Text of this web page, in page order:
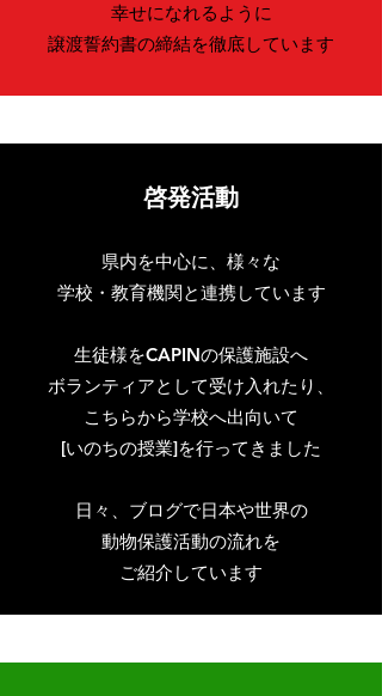
幸せになれるように
譲渡誓約書の締結を徹底しています
啓発活動
県内を中心に、様々な
学校・教育機関と連携しています
生徒様をCAPINの保護施設へ
ボランティアとして受け入れたり、
こちらから学校へ出向いて
[いのちの授業]を行ってきました
日々、ブログで日本や世界の
動物保護活動の流れを
​ご紹介しています